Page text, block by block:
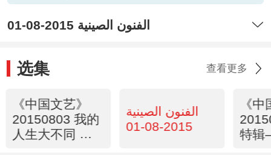
الفنون الصينية 2015-08-01
选集 查看更多
《中国文艺》
20150803 我的
人生大不同 才
الفنون الصينية
2015-08-01
《
特